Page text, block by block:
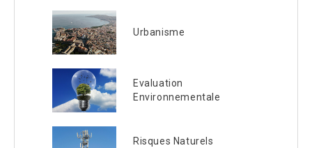
Urbanisme
Evaluation
Environnementale
Risques Naturels